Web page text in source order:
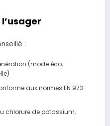
:
(mode éco,
aux normes EN 973
chlorure de potassium,